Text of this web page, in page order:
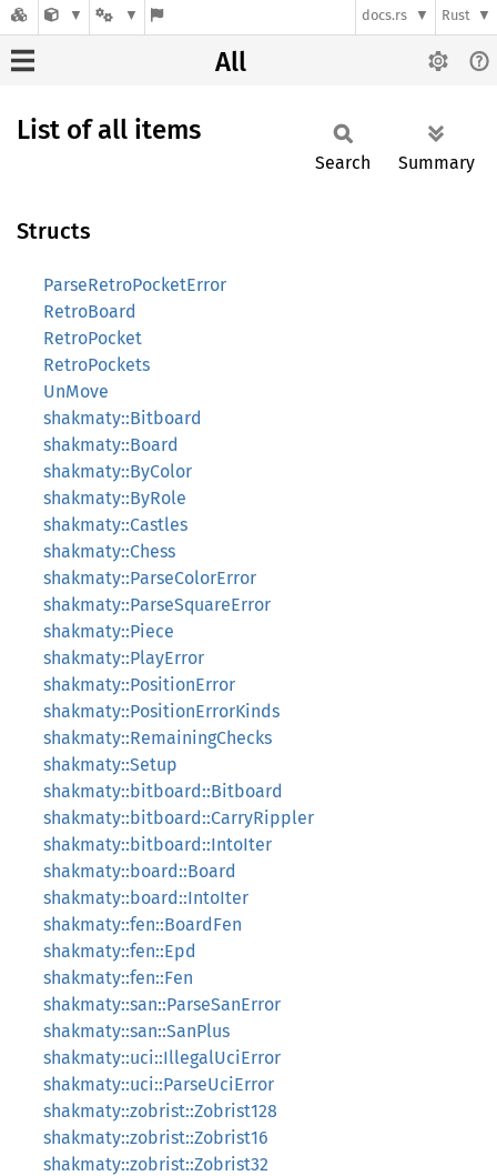
docs.rs Rust
All
List of all items
Search Summary
Structs
ParseRetroPocketError
RetroBoard
RetroPocket
RetroPockets
UnMove
shakmaty::Bitboard
shakmaty::Board
shakmaty::ByColor
shakmaty::ByRole
shakmaty::Castles
shakmaty::Chess
shakmaty::ParseColorError
shakmaty::ParseSquareError
shakmaty::Piece
shakmaty::PlayError
shakmaty::PositionError
shakmaty::PositionErrorKinds
shakmaty::RemainingChecks
shakmaty::Setup
shakmaty::bitboard::Bitboard
shakmaty::bitboard::CarryRippler
shakmaty::bitboard::IntoIter
shakmaty::board::Board
shakmaty::board::IntoIter
shakmaty::fen::BoardFen
shakmaty::fen::Epd
shakmaty::fen::Fen
shakmaty::san::ParseSanError
shakmaty::san::SanPlus
shakmaty::uci::IllegalUciError
shakmaty::uci::ParseUciError
shakmaty::zobrist::Zobrist128
shakmaty::zobrist::Zobrist16
shakmaty::zobrist::Zobrist32